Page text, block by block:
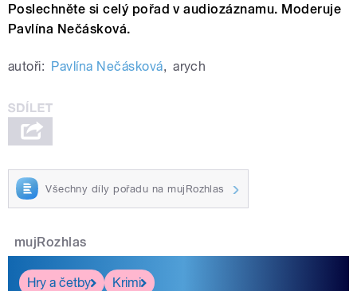
Poslechněte si celý pořad v audiozáznamu. Moderuje
Pavlína Nečásková.
autoři: Pavlína Nečásková, arych
Všechny díly pořadu na mujRozhlas
mujRozhlas
Hry a četby
Krimi